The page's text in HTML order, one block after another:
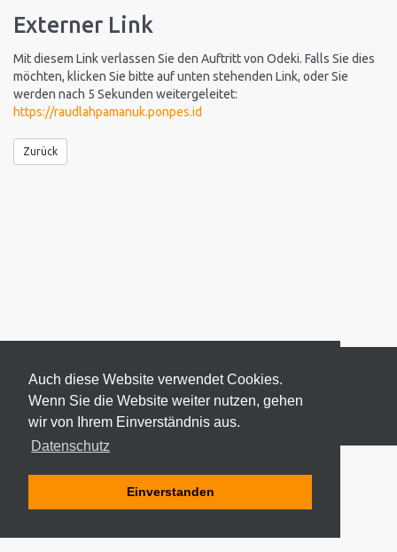
Auch diese Website verwendet Cookies.
Wenn Sie die Website weiter nutzen, gehen
wir von Ihrem Einverständnis aus.
Datenschutz
Einverstanden
Externer Link
Mit diesem Link verlassen Sie den Auftritt von Odeki. Falls Sie dies
möchten, klicken Sie bitte auf unten stehenden Link, oder Sie
werden nach 5 Sekunden weitergeleitet:
https://raudlahpamanuk.ponpes.id
Zurück
© 2026 ODEKI - ALLE RECHTE VORBEHALTEN